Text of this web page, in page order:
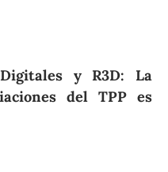
y R3D: La
del TPP es